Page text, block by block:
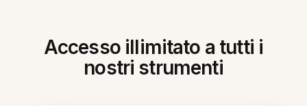
Accesso illimitato a tutti i
nostri strumenti